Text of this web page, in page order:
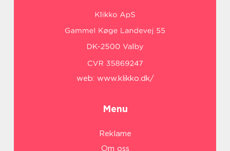
web: www.klikko.dk/
Menu
Reklame
Om oss